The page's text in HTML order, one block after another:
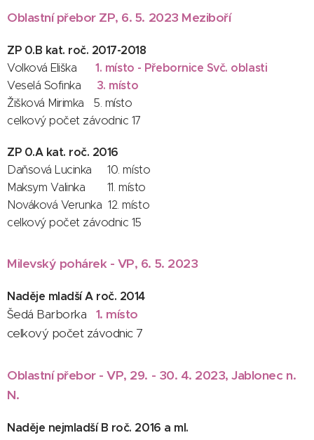
Oblastní přebor ZP, 6. 5. 2023 Meziboří
ZP 0.B kat. roč. 2017-2018
Volková Eliška1. místo - Přebornice Svč. oblasti
Veselá Sofinka 3. místo
Žišková Mirimka 5. místo
celkový počet závodnic 17
ZP 0.A kat. roč. 2016
Daňsová Lucinka 10. místo
Maksym Valinka 11. místo
Nováková Verunka 12. místo
celkový počet závodnic 15
Milevský pohárek - VP, 6. 5. 2023
Naděje mladší A roč. 2014
Šedá Barborka 1. místo
celkový počet závodnic 7
Oblastní přebor - VP, 29. - 30. 4. 2023, Jablonec n.
N.
Naděje nejmladší B roč. 2016 a ml.